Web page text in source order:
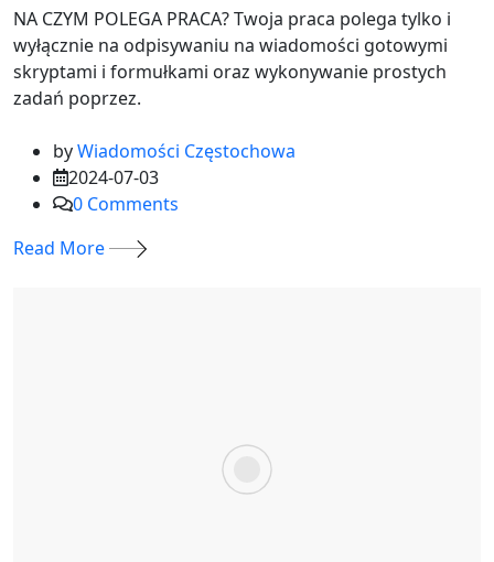
NA CZYM POLEGA PRACA? Twoja praca polega tylko i
wyłącznie na odpisywaniu na wiadomości gotowymi
skryptami i formułkami oraz wykonywanie prostych
zadań poprzez.
byWiadomości Częstochowa
2024-07-03
0 Comments
Read More